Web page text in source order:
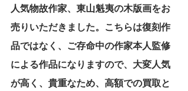
人気物故作家、東山魁夷の木版画をお
売りいただきました。こちらは復刻作
品ではなく、ご存命中の作家本人監修
による作品になりますので、大変人気
が高く、貴重なため、高額での買取と